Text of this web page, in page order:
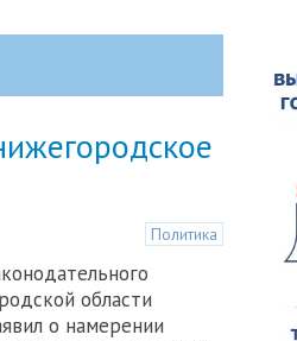
Политика
области
о намерении